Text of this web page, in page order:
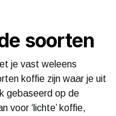
soorten
je vast weleens
koffie zijn waar je uit
gebaseerd op de
voor ‘lichte’ koffie,